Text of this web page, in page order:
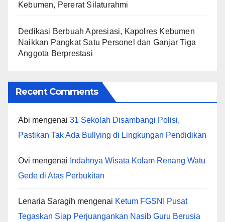
Kebumen, Pererat Silaturahmi
Dedikasi Berbuah Apresiasi, Kapolres Kebumen
Naikkan Pangkat Satu Personel dan Ganjar Tiga
Anggota Berprestasi
Recent Comments
Abi mengenai 31 Sekolah Disambangi Polisi,
Pastikan Tak Ada Bullying di Lingkungan Pendidikan
Ovi mengenai Indahnya Wisata Kolam Renang Watu
Gede di Atas Perbukitan
Lenaria Saragih mengenai Ketum FGSNI Pusat
Tegaskan Siap Perjuangankan Nasib Guru Berusia